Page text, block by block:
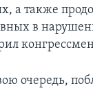
а также
в
очередь,